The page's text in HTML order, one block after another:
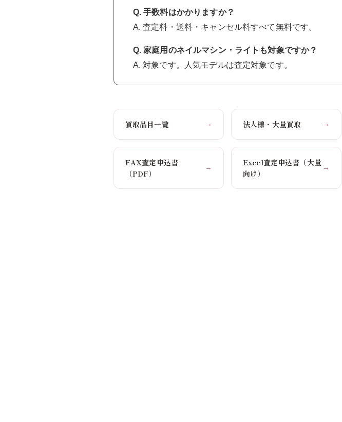
Q. 手数料はかかりますか？
A. 査定料・送料・キャンセル料すべて無料です。
Q. 家庭用のネイルマシン・ライトも対象ですか？
A. 対象です。人気モデルは査定対象です。
買取品目一覧 → 法人様・大量買取 →
FAX査定申込書
（PDF）
→
Excel査定申込書（大量
向け）
→